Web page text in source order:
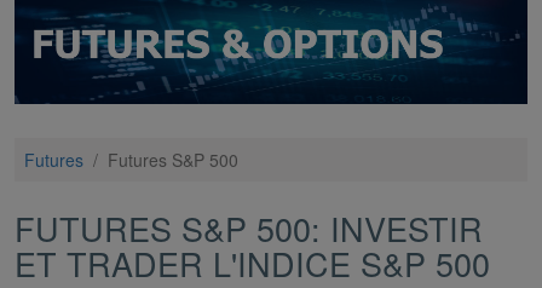
Futures / Futures S&P 500
FUTURES S&P 500: INVESTIR
ET TRADER L'INDICE S&P 500